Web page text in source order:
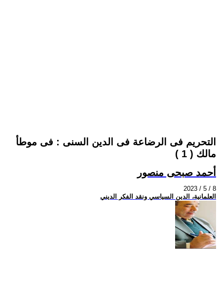
التحريم فى الرضاعة فى الدين السنى : فى موطأ
مالك ( 1 )
أحمد صبحى منصور
2023 / 5 / 8
العلمانية، الدين السياسي ونقد الفكر الديني